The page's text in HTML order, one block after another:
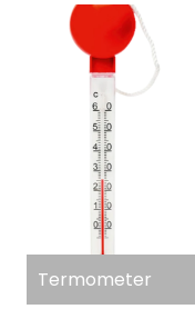
Termometer
Fritid/Sikkerhet
Båtpleie/Opplag
Nyheter